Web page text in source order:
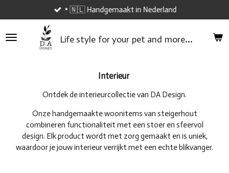
direct
naar
de
Life style for your pet and more...
* 🇳🇱 Handgemaakt in Nederland
Interieur
Ontdek de interieurcollectie van DA Design.
Onze handgemaakte woonitems van steigerhout
combineren functionaliteit met een stoer en sfeervol
design. Elk product wordt met zorg gemaakt en is uniek,
waardoor je jouw interieur verrijkt met een echte blikvanger.